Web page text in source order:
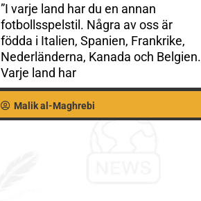
”I varje land har du en annan
fotbollsspelstil. Några av oss är
födda i Italien, Spanien, Frankrike,
Nederländerna, Kanada och Belgien.
Varje land har
Malik al-Maghrebi